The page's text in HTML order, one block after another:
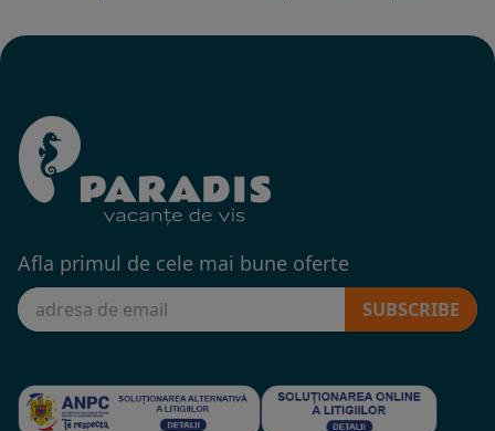
Afla primul de cele mai bune oferte
SUBSCRIBE